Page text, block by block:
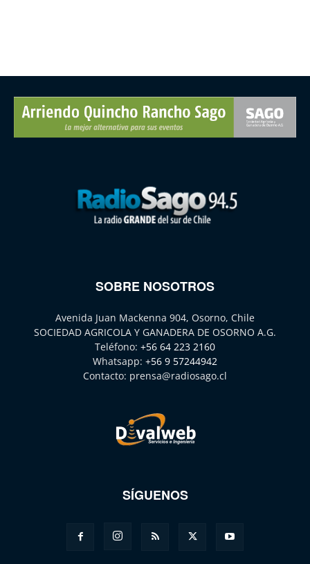
SOBRE NOSOTROS
Avenida Juan Mackenna 904, Osorno, Chile
SOCIEDAD AGRICOLA Y GANADERA DE OSORNO A.G.
Teléfono: +56 64 223 2160
Whatsapp: +56 9 57244942
Contacto: prensa@radiosago.cl
SÍGUENOS